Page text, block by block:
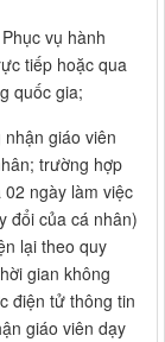
vụ hành
tiếp hoặc qua
quốc gia;
giáo viên
trường hợp
ngày làm việc
đổi của cá nhân)
lại theo quy
gian không
điện tử thông tin
giáo viên dạy